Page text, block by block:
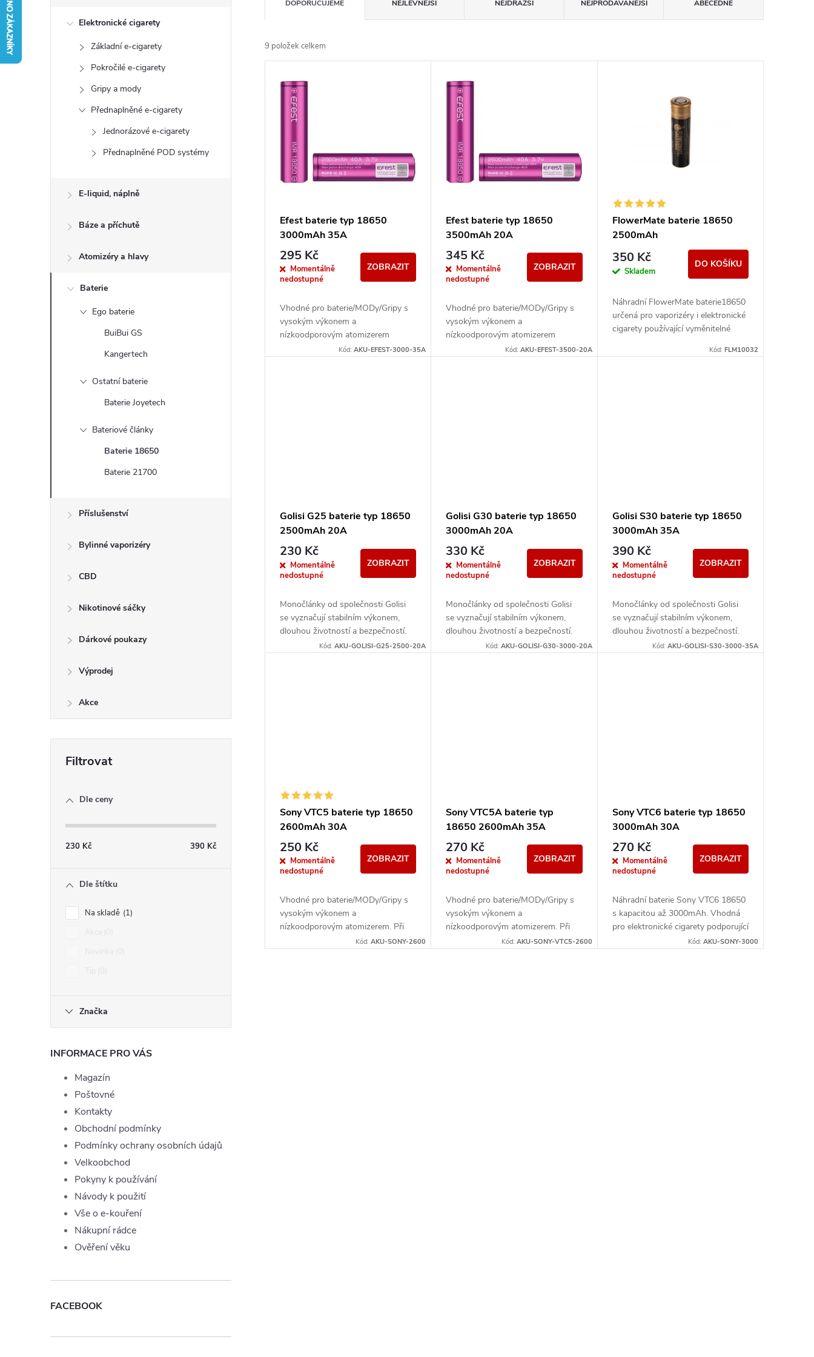
n
Elektronické cigarety
Základní e-cigarety
Pokročilé e-cigarety
Gripy a mody
Přednaplněné e-cigarety
Jednorázové e-cigarety
Přednaplněné POD systémy
E-liquid, náplně
Báze a příchutě
Atomizéry a hlavy
Baterie
Ego baterie
BuiBui GS
Kangertech
Ostatní baterie
Baterie Joyetech
Bateriové články
Baterie 18650
Baterie 21700
Příslušenství
Bylinné vaporizéry
CBD
Nikotinové sáčky
Dárkové poukazy
Výprodej
Akce
Dle ceny
230 Kč 390 Kč
Dle štítku
Na skladě 1
Značka
INFORMACE PRO VÁS
Magazín
Poštovné
Kontakty
Obchodní podmínky
Podmínky ochrany osobních údajů
Velkoobchod
Pokyny k používání
Návody k použití
Vše o e-kouření
Nákupní rádce
Ověření věku
FACEBOOK
a
z
t
DOPORUČUJEME NEJLEVNĚJŠÍ NEJDRAŽŠÍ NEJPRODÁVANĚJŠÍ ABECEDNĚ
9 položek celkem
V
u
Efest baterie typ 18650
3000mAh 35A
295 Kč
Momentálně
nedostupné
ZOBRAZIT
Vhodné pro baterie/MODy/Gripy s
vysokým výkonem a
nízkoodporovým atomizerem
(vysoký vybíjecí proud - 35A)
Kód:AKU-EFEST-3000-35A
Efest baterie typ 18650
3500mAh 20A
345 Kč
Momentálně
nedostupné
ZOBRAZIT
Vhodné pro baterie/MODy/Gripy s
vysokým výkonem a
nízkoodporovým atomizerem
(vysoký vybíjecí proud - 20A)
Kód: AKU-EFEST-3500-20A
FlowerMate baterie 18650
2500mAh
350 Kč
Skladem
DO KOŠÍKU
Náhradní FlowerMate baterie18650
určená pro vaporizéry i elektronické
cigarety používající vyměnitelné
Kód: FLM10032
Golisi G25 baterie typ 18650
2500mAh 20A
230 Kč
Momentálně
nedostupné
ZOBRAZIT
Monočlánky od společnosti Golisi
se vyznačují stabilním výkonem,
dlouhou životností a bezpečností.
Disponují ochranou proti přebití,
Kód:AKU-GOLISI-G25-2500-20A
Golisi G30 baterie typ 18650
3000mAh 20A
330 Kč
Momentálně
nedostupné
ZOBRAZIT
Monočlánky od společnosti Golisi
se vyznačují stabilním výkonem,
dlouhou životností a bezpečností.
Disponují ochranou proti přebití,
Kód: AKU-GOLISI-G30-3000-20A
Golisi S30 baterie typ 18650
3000mAh 35A
390 Kč
Momentálně
nedostupné
ZOBRAZIT
Monočlánky od společnosti Golisi
se vyznačují stabilním výkonem,
dlouhou životností a bezpečností.
Disponují ochranou proti přebití,
Kód: AKU-GOLISI-S30-3000-35A
Sony VTC5 baterie typ 18650
2600mAh 30A
250 Kč
Momentálně
nedostupné
ZOBRAZIT
Vhodné pro baterie/MODy/Gripy s
vysokým výkonem a
nízkoodporovým atomizerem. Při
plném nabití nabízí monočlánek
Kód:AKU-SONY-2600
Sony VTC5A baterie typ
18650 2600mAh 35A
270 Kč
Momentálně
nedostupné
ZOBRAZIT
Vhodné pro baterie/MODy/Gripy s
vysokým výkonem a
nízkoodporovým atomizerem. Při
plném nabití nabízí monočlánek
Kód: AKU-SONY-VTC5-2600
Sony VTC6 baterie typ 18650
3000mAh 30A
270 Kč
Momentálně
nedostupné
ZOBRAZIT
Náhradní baterie Sony VTC6 18650
s kapacitou až 3000mAh. Vhodná
pro elektronické cigarety podporující
standard baterie typu 18650 a další
Kód: AKU-SONY-3000